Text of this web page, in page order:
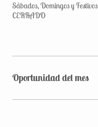
Sábados, Domingos y Festivos
CERRADO
Oportunidad del mes